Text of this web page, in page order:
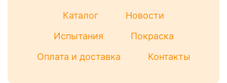
Каталог
Новости
Испытания
Покраска
Оплата и доставка
Контакты